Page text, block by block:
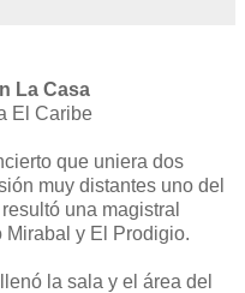
La Casa
El Caribe
que uniera dos
muy distantes uno del
una magistral
y El Prodigio.
la sala y el área del